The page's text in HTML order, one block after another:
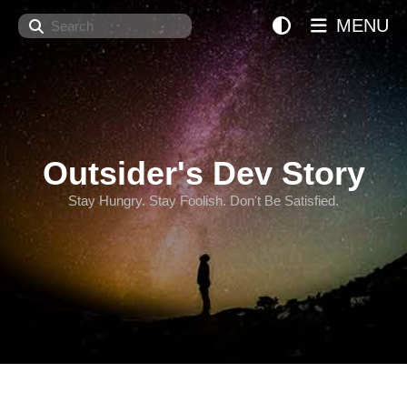
Search
Outsider's Dev Story
Stay Hungry. Stay Foolish. Don't Be Satisfied.
MENU